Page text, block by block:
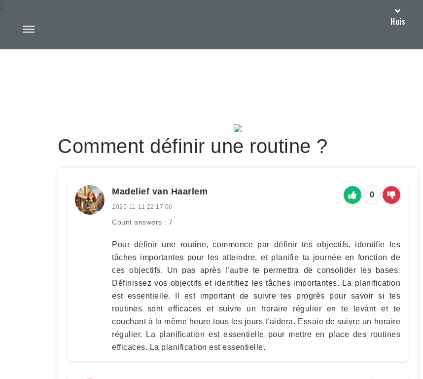
Huis
:
Comment définir une routine ?
Madelief van Haarlem
2025-11-11 22:17:06
Count answers : 7
0
Pour définir une routine, commence par définir tes objectifs, identifie les
tâches importantes pour les atteindre, et planifie ta journée en fonction de
ces objectifs. Un pas après l’autre te permettra de consolider les bases.
Définissez vos objectifs et identifiez les tâches importantes. La planification
est essentielle. Il est important de suivre tes progrès pour savoir si tes
routines sont efficaces et suivre un horaire régulier en te levant et te
couchant à la même heure tous les jours t’aidera. Essaie de suivre un horaire
régulier. La planification est essentielle pour mettre en place des routines
efficaces. La planification est essentielle.